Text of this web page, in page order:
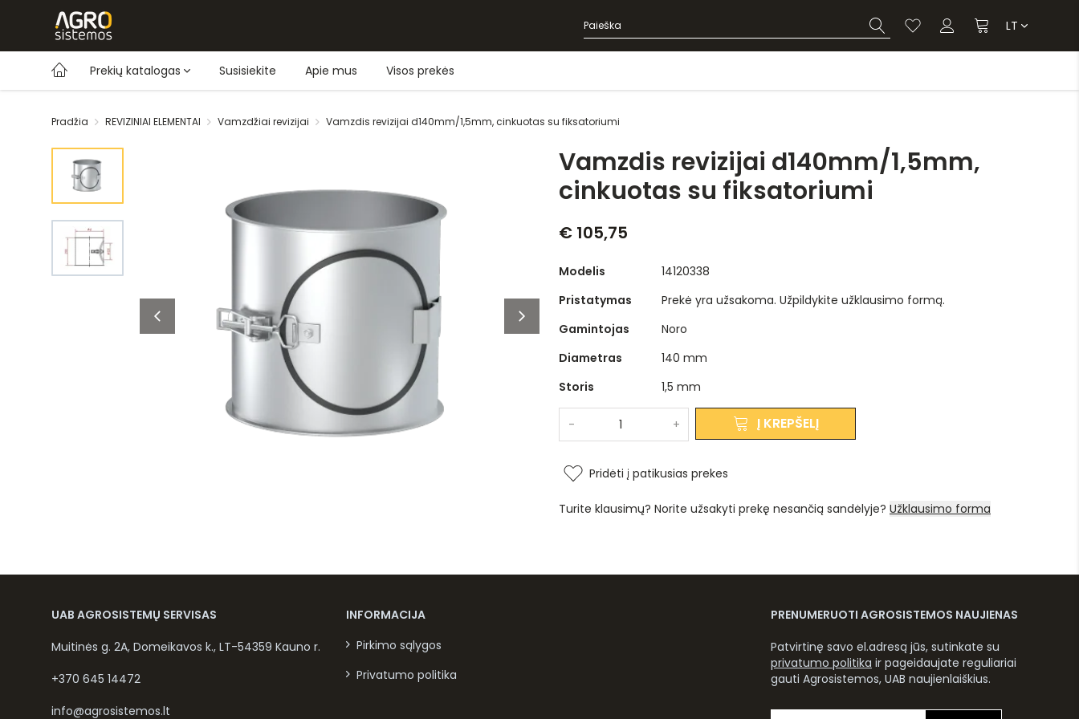
LT
Prekių katalogas Susisiekite Apie mus Visos prekės
Pradžia REVIZINIAI ELEMENTAI Vamzdžiai revizijai Vamzdis revizijai d140mm/1,5mm, cinkuotas su fiksatoriumi
Vamzdis revizijai d140mm/1,5mm,
cinkuotas su fiksatoriumi
€ 105,75
Modelis
14120338
Pristatymas
Prekė yra užsakoma. Užpildykite užklausimo formą.
Gamintojas
Noro
Diametras
140 mm
Storis
1,5 mm
- + Į KREPŠELĮ
Pridėti į patikusias prekes
Turite klausimų? Norite užsakyti prekę nesančią sandėlyje? Užklausimo forma
UAB AGROSISTEMŲ SERVISAS
Muitinės g. 2A, Domeikavos k., LT-54359 Kauno r.
+370 645 14472
info@agrosistemos.lt
INFORMACIJA
Pirkimo sąlygos
Privatumo politika
PRENUMERUOTI AGROSISTEMOS NAUJIENAS
Patvirtinę savo el.adresą jūs, sutinkate su
privatumo politika ir pageidaujate reguliariai
gauti Agrosistemos, UAB naujienlaiškius.